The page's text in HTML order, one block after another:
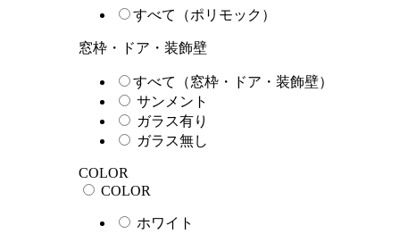
すべて（ポリモック）
窓枠・ドア・装飾壁
すべて（窓枠・ドア・装飾壁）
サンメント
ガラス有り
ガラス無し
COLOR
COLOR
ホワイト